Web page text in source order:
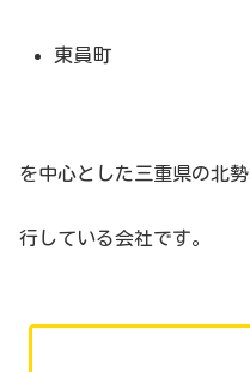
東員町
を中心とした三重県の北
行している会社です。